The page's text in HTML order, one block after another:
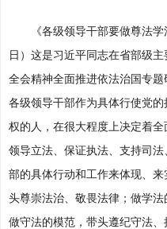
《各级领导干部要做尊法学
日）这是习近平同志在省部级
全会精神全面推进依法治国专
各级领导干部作为具体行使党
权的人，在很大程度上决定着
领导立法、保证执法、支持司
部的具体行动和工作来体现、
头尊崇法治、敬畏法律；做学
做守法的模范，带头遵纪守法